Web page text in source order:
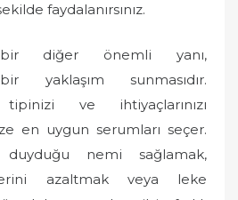
faydalanırsınız.
diğer önemli yanı,
yaklaşım sunmasıdır.
ve ihtiyaçlarınızı
en uygun serumları seçer.
nemi sağlamak,
azaltmak veya leke